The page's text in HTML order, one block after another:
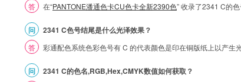
答 在“PANTONE潘通色卡CU色卡全新2390色” 收录了2341 C的
问 2341 C色号结尾是什么光泽效果？
答 彩通配色系统色彩色号有 C 的代表颜色是印在铜版纸上以产生
问 2341 C的色名,RGB,Hex,CMYK数值如何获取？